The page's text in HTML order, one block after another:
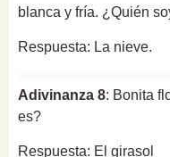
blanca y fría. ¿Quién
Respuesta: La nieve.
Adivinanza 8: Bonita
es?
Respuesta: El girasol